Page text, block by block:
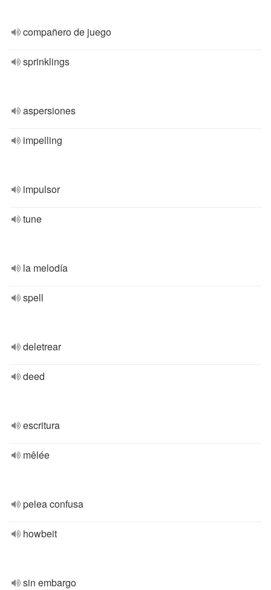
compañero de juego
sprinklings
aspersiones
impelling
impulsor
tune
la melodía
spell
deletrear
deed
escritura
mêlée
pelea confusa
howbeit
sin embargo